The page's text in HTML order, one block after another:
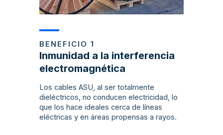
BENEFICIO 1
Inmunidad a la interferencia
electromagnética
Los cables ASU, al ser totalmente
dieléctricos, no conducen electricidad, lo
que los hace ideales cerca de líneas
eléctricas y en áreas propensas a rayos.